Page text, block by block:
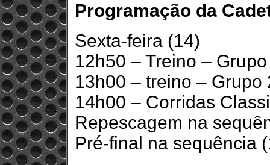
Programação da
Sexta-feira (14)
12h50 – Treino –
13h00 – treino – Grupo
14h00 – Corridas
Repescagem na
Pré-final na sequência